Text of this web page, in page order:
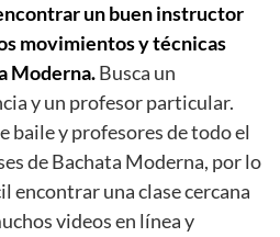
un buen instructor
movimientos y técnicas
Moderna.Busca un
y un profesor particular.
baile y profesores de todo el
de Bachata Moderna, por lo
encontrar una clase cercana
videos en línea y